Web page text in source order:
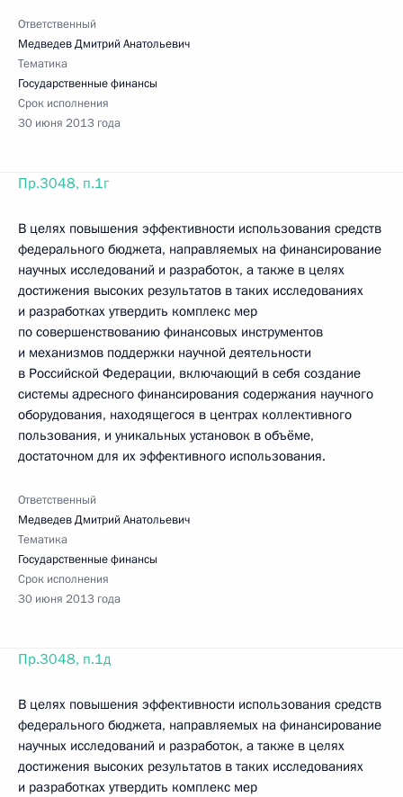
Ответственный
Медведев Дмитрий Анатольевич
Тематика
Государственные финансы
Срок исполнения
30 июня 2013 года
Пр.3048, п.1г
В целях повышения эффективности использования средств
федерального бюджета, направляемых на финансирование
научных исследований и разработок, а также в целях
достижения высоких результатов в таких исследованиях
и разработках утвердить комплекс мер
по совершенствованию финансовых инструментов
и механизмов поддержки научной деятельности
в Российской Федерации, включающий в себя создание
системы адресного финансирования содержания научного
оборудования, находящегося в центрах коллективного
пользования, и уникальных установок в объёме,
достаточном для их эффективного использования.
Ответственный
Медведев Дмитрий Анатольевич
Тематика
Государственные финансы
Срок исполнения
30 июня 2013 года
Пр.3048, п.1д
В целях повышения эффективности использования средств
федерального бюджета, направляемых на финансирование
научных исследований и разработок, а также в целях
достижения высоких результатов в таких исследованиях
и разработках утвердить комплекс мер